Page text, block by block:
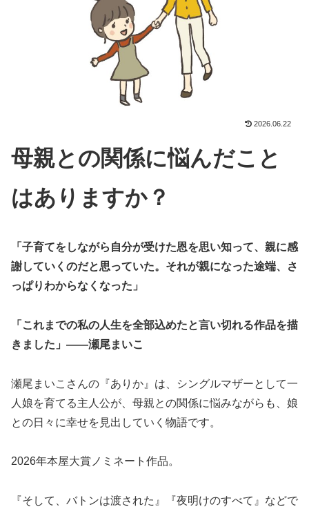
2026.06.22
母親との関係に悩んだこと
はありますか？
「子育てをしながら自分が受けた恩を思い知って、親に感
謝していくのだと思っていた。それが親になった途端、さ
っぱりわからなくなった」
「これまでの私の人生を全部込めたと言い切れる作品を描
きました」――瀬尾まいこ
瀬尾まいこさんの『ありか』は、シングルマザーとして一
人娘を育てる主人公が、母親との関係に悩みながらも、娘
との日々に幸せを見出していく物語です。
2026年本屋大賞ノミネート作品。
『そして、バトンは渡された』『夜明けのすべて』などで